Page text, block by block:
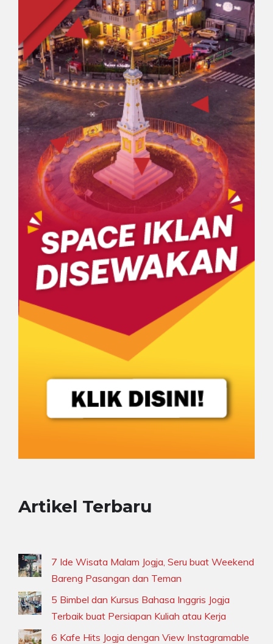
Artikel Terbaru
7 Ide Wisata Malam Jogja, Seru buat Weekend
Bareng Pasangan dan Teman
5 Bimbel dan Kursus Bahasa Inggris Jogja
Terbaik buat Persiapan Kuliah atau Kerja
6 Kafe Hits Jogja dengan View Instagramable